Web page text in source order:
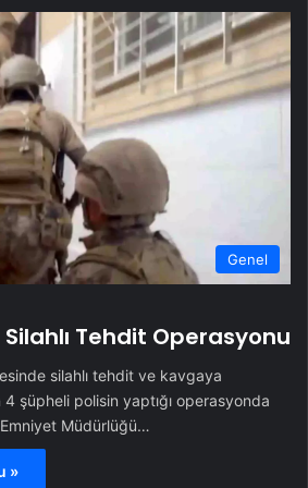
Genel
Tehdit Operasyonu
silahlı tehdit ve kavgaya
4 şüpheli polisin yaptığı operasyonda
Emniyet Müdürlüğü…
»